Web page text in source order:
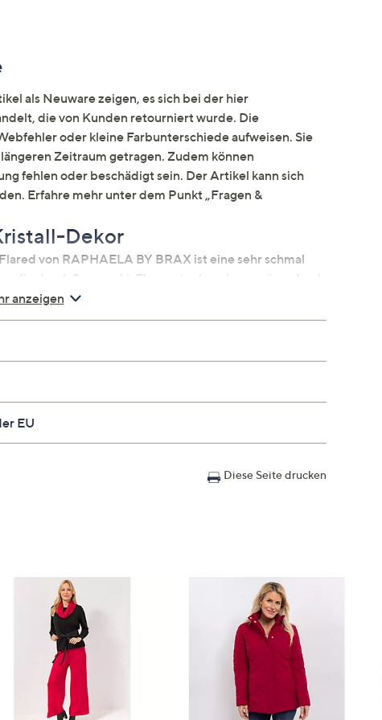
als Neuware zeigen, es sich bei der hier
die von Kunden retourniert wurde. Die
oder kleine Farbunterschiede aufweisen. Sie
Zeitraum getragen. Zudem können
fehlen oder beschädigt sein. Der Artikel kann sich
Erfahre mehr unter dem Punkt „Fragen &
Dekor
von RAPHAELA BY BRAX ist eine sehr schmal
die durch Swarovski-Elemente den glamourösen Look
anzeigen
EU
Diese Seite drucken